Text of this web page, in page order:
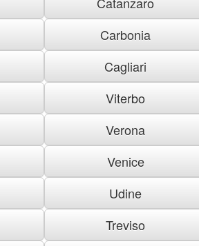
Carbonia
Cagliari
Viterbo
Verona
Venice
Udine
Treviso